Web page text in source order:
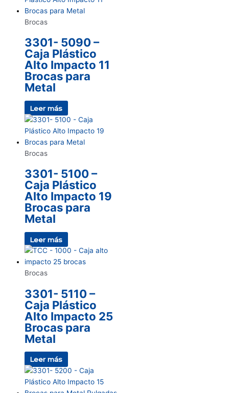
Brocas
3301- 5090 –
Caja Plástico
Alto Impacto 11
Brocas para
Metal
Leer más
Brocas
3301- 5100 –
Caja Plástico
Alto Impacto 19
Brocas para
Metal
Leer más
Brocas
3301- 5110 –
Caja Plástico
Alto Impacto 25
Brocas para
Metal
Leer más